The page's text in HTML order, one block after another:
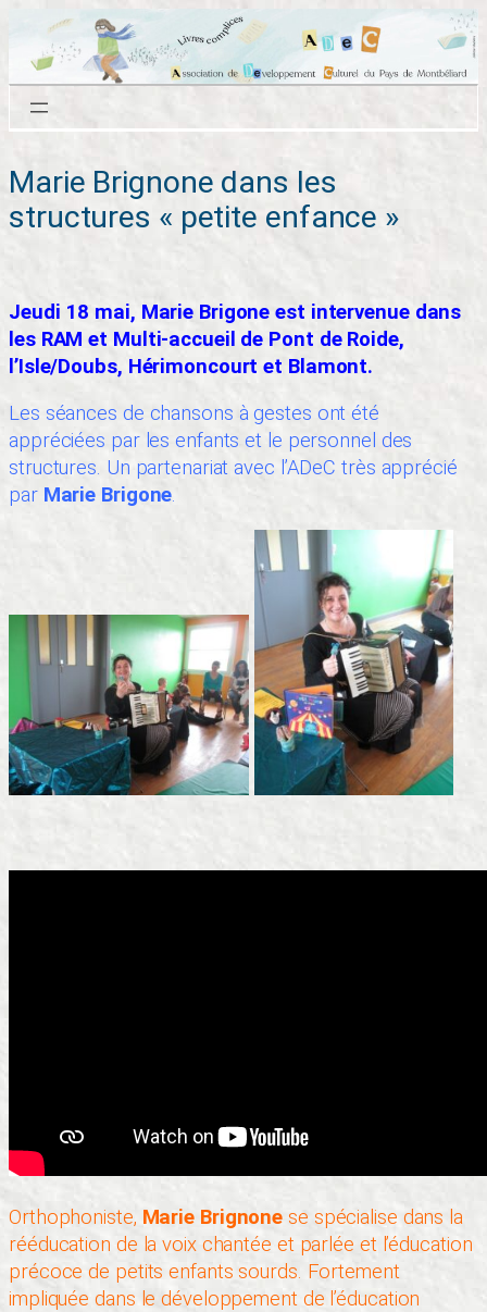
contenu
Marie Brignone dans les
structures « petite enfance »
Jeudi 18 mai, Marie Brigone est intervenue dans
les RAM et Multi-accueil de Pont de Roide,
l’Isle/Doubs, Hérimoncourt et Blamont.
Les séances de chansons à gestes ont été
appréciées par les enfants et le personnel des
structures. Un partenariat avec l’ADeC très apprécié
par Marie Brigone.
Orthophoniste, Marie Brignone se spécialise dans la
rééducation de la voix chantée et parlée et l’éducation
précoce de petits enfants sourds. Fortement
impliquée dans le développement de l’éducation